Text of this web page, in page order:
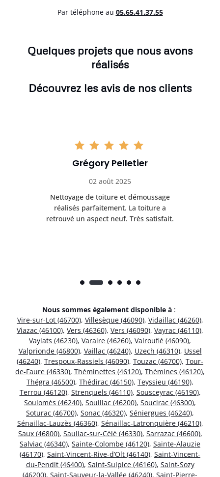
Par téléphone au 05.65.41.37.55
Quelques projets que nous avons
réalisés
Découvrez les avis de nos clients
Grégory Pelletier
02 août 2025
Nettoyage de toiture et démoussage
réalisés parfaitement. La toiture a
retrouvé un aspect neuf. Très satisfait.
Nous sommes également disponible à :
Vire-sur-Lot (46700), Villesèque (46090), Vidaillac (46260),
Viazac (46100), Vers (46360), Vers (46090), Vayrac (46110),
Vaylats (46230), Varaire (46260), Valroufié (46090),
Valprionde (46800), Vaillac (46240), Uzech (46310), Ussel
(46240), Trespoux-Rassiels (46090), Touzac (46700), Tour-
de-Faure (46330), Théminettes (46120), Thémines (46120),
Thégra (46500), Thédirac (46150), Teyssieu (46190),
Terrou (46120), Strenquels (46110), Sousceyrac (46190),
Soulomès (46240), Souillac (46200), Soucirac (46300),
Soturac (46700), Sonac (46320), Séniergues (46240),
Sénaillac-Lauzès (46360), Sénaillac-Latronquière (46210),
Saux (46800), Sauliac-sur-Célé (46330), Sarrazac (46600),
Salviac (46340), Sainte-Colombe (46120), Sainte-Alauzie
(46170), Saint-Vincent-Rive-d’Olt (46140), Saint-Vincent-
du-Pendit (46400), Saint-Sulpice (46160), Saint-Sozy
(46200), Saint-Sauveur-la-Vallée (46240), Saint-Pierre-